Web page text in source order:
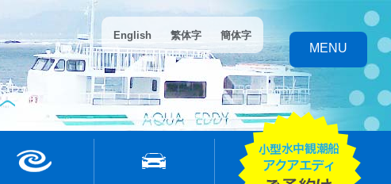
English 繁体字 簡体字
MENU